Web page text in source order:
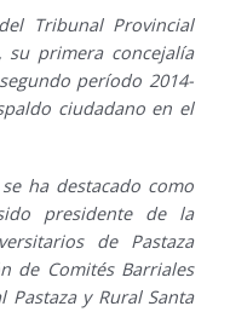
Tribunal Provincial
su primera concejalía
período 2014-
ciudadano en el
ha destacado como
presidente de la
de Pastaza
de Comités Barriales
Pastaza y Rural Santa